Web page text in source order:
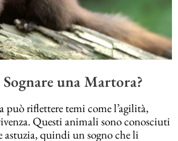
una Martora?
può riflettere temi come l’agilità,
Questi animali sono conosciuti
quindi un sogno che li